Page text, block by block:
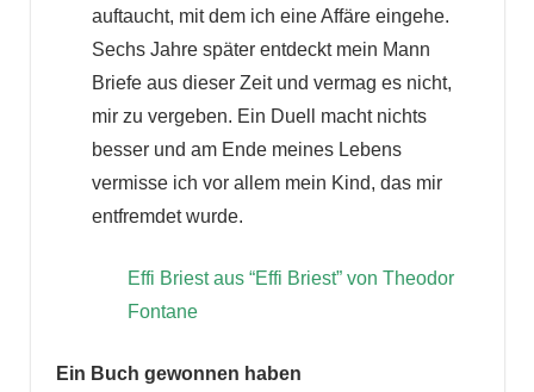
auftaucht, mit dem ich eine Affäre eingehe.
Sechs Jahre später entdeckt mein Mann
Briefe aus dieser Zeit und vermag es nicht,
mir zu vergeben. Ein Duell macht nichts
besser und am Ende meines Lebens
vermisse ich vor allem mein Kind, das mir
entfremdet wurde.
Effi Briest aus “Effi Briest” von Theodor
Fontane
Ein Buch gewonnen haben